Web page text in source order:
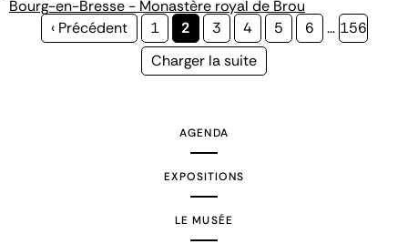
Bourg-en-Bresse - Monastère royal de Brou
Page
‹ Précédent Page
1
Page
courante
2 Page
3 Page
4 Page
5 Page
6 … Page
156
Page
Charger la suite
AGENDA
EXPOSITIONS
LE MUSÉE